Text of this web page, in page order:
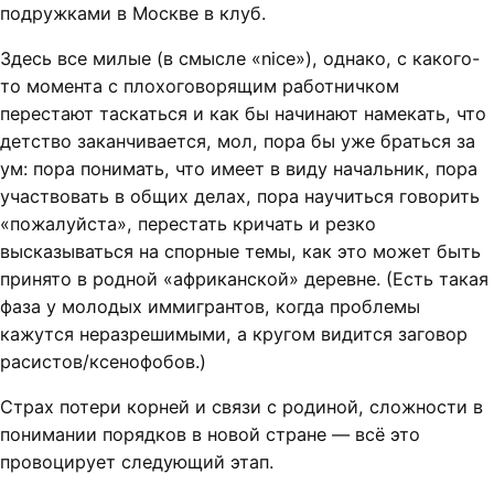
подружками в Москве в клуб.
Здесь все милые (в смысле «nice»), однако, с какого-
то момента с плохоговорящим работничком
перестают таскаться и как бы начинают намекать, что
детство заканчивается, мол, пора бы уже браться за
ум: пора понимать, что имеет в виду начальник, пора
участвовать в общих делах, пора научиться говорить
«пожалуйста», перестать кричать и резко
высказываться на спорные темы, как это может быть
принято в родной «африканской» деревне. (Есть такая
фаза у молодых иммигрантов, когда проблемы
кажутся неразрешимыми, а кругом видится заговор
расистов/ксенофобов.)
Страх потери корней и связи с родиной, сложности в
понимании порядков в новой стране — всё это
провоцирует следующий этап.